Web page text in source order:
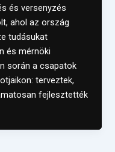
és versenyzés
ahol az ország
tudásukat
és mérnöki
során a csapatok
terveztek,
fejlesztették